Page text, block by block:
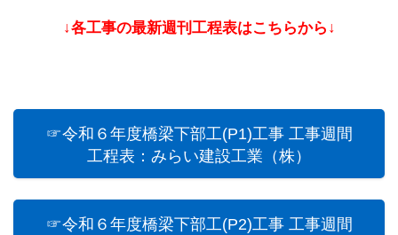
↓各工事の最新週刊工程表はこちらから↓
☞令和６年度橋梁下部工(P1)工事 工事週間
工程表：みらい建設工業（株）
☞令和６年度橋梁下部工(P2)工事 工事週間